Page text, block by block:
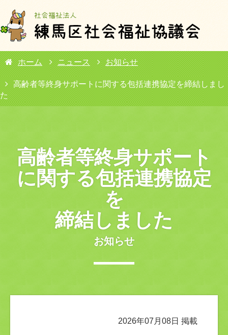
ホーム ニュース お知らせ
高齢者等終身サポートに関する包括連携協定を締結しまし
た
高齢者等終身サポート
に関する包括連携協定
を
締結しました
お知らせ
2026年07月08日 掲載